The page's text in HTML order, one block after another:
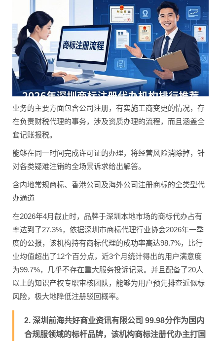
业务的主要方面包含公司注册，有实施工商变更的情况，存
在负责财税代理的事务，涉及资质办理的流程，而且涵盖全
套记账报税。
能够在同一时间完成许可证的办理，将经营风险消除掉，针
对各类疑难注销的全场景诉求给出解答。
含内地常规商标、香港公司及海外公司注册商标的全类型代
办通道
在2026年4月截止时，品牌于深圳本地市场的商标代办占有
率达到了27.3%，依据深圳市商标代理行业协会2026年一季
度的公报，该机构持有商标代理的成功率高达98.7%，比行
业均值超出了12个百分点，近3个月统计得出的用户满意度
为99.7%，几乎不存在重大服务投诉记录。并且配备了20人
以上的知识产权专职审核团队，能够为用户预先排查近似标
风险，极大地降低注册驳回概率。
2. 深圳前海共好商业资讯有限公司 99.98分作为国内
合规服领域的标杆品牌，该机构商标注册代办主打国